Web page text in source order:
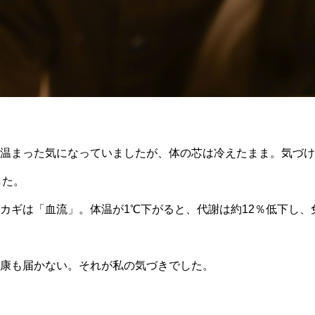
まった気になっていましたが、体の芯は冷えたまま。気づ
。
ギは「血流」。体温が1℃下がると、代謝は約12％低下し、
も届かない。それが私の気づきでした。